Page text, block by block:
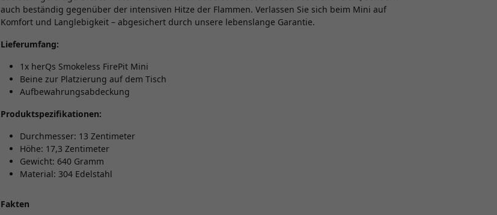
auch beständig gegenüber der intensiven Hitze der Flammen. Verlassen Sie sich beim Mini auf
Komfort und Langlebigkeit – abgesichert durch unsere lebenslange Garantie.
Lieferumfang:
1x herQs Smokeless FirePit Mini
Beine zur Platzierung auf dem Tisch
Aufbewahrungsabdeckung
Produktspezifikationen:
Durchmesser: 13 Zentimeter
Höhe: 17,3 Zentimeter
Gewicht: 640 Gramm
Material: 304 Edelstahl
Fakten